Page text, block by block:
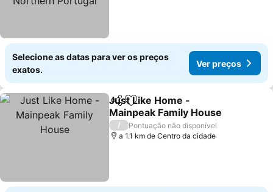
Selecione as datas para ver os preços
exatos.
Ver preços
PartilharAdicionar aos favoritos
Just Like Home -
Mainpeak Family House
Ver preços
/
Pontuação não disponível
a 1.1 km de Centro da cidade